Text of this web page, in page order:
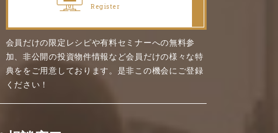
Register
会員だけの限定レシピや有料セミナーへの無料参
加、非公開の投資物件情報など会員だけの様々な特
典ををご用意しております。是非この機会にご登録
ください！